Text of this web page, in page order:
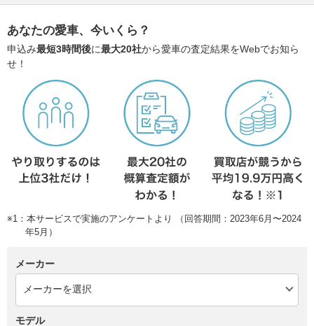
あなたの愛車、今いくら？
申込み最短3時間後に最大20社から愛車の査定結果をWebでお知ら
せ！
※1：本サービスで実施のアンケートより （回答期間：2023年6月〜2024
年5月）
メーカー
モデル